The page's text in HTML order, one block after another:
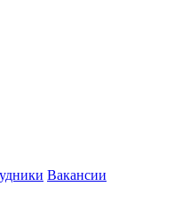
Вакансии